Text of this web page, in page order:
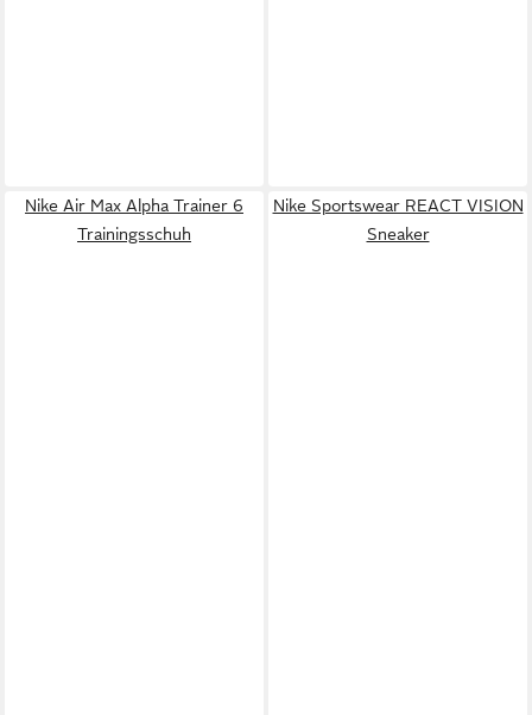
Nike Air Max Alpha Trainer 6
Trainingsschuh
Nike Sportswear REACT VISION
Sneaker